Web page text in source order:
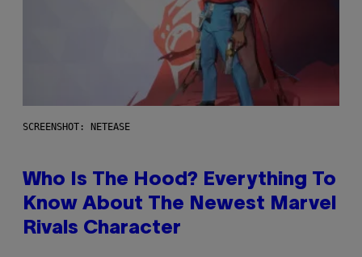
SCREENSHOT: NETEASE
Who Is The Hood? Everything To
Know About The Newest Marvel
Rivals Character